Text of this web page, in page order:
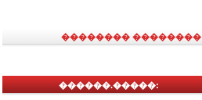
�������� ��������
������.�����: